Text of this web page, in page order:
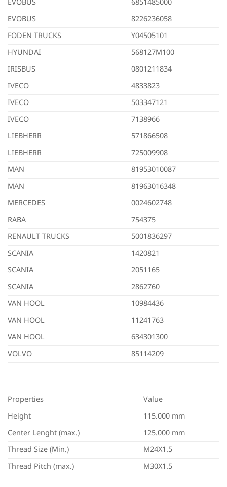
EVOBUS
6851485000
EVOBUS
8226236058
FODEN TRUCKS
Y04505101
HYUNDAI
568127M100
IRISBUS
0801211834
IVECO
4833823
IVECO
503347121
IVECO
7138966
LIEBHERR
571866508
LIEBHERR
725009908
MAN
81953010087
MAN
81963016348
MERCEDES
0024602748
RABA
754375
RENAULT TRUCKS
5001836297
SCANIA
1420821
SCANIA
2051165
SCANIA
2862760
VAN HOOL
10984436
VAN HOOL
11241763
VAN HOOL
634301300
VOLVO
85114209
Properties
Value
Height
115.000 mm
Center Lenght (max.)
125.000 mm
Thread Size (Min.)
M24X1.5
Thread Pitch (max.)
M30X1.5